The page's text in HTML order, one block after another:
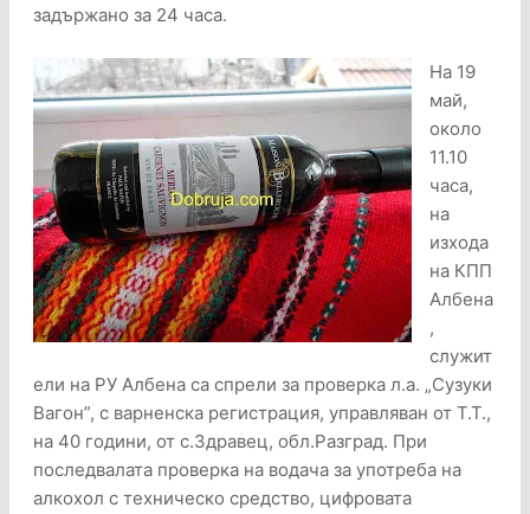
задържано за 24 часа.
На 19
май,
около
11.10
часа,
на
изхода
на КПП
Албена
,
служит
ели на РУ Албена са спрели за проверка л.а. „Сузуки
Вагон”, с варненска регистрация, управляван от Т.Т.,
на 40 години, от с.Здравец, обл.Разград. При
последвалата проверка на водача за употреба на
алкохол с техническо средство, цифровата